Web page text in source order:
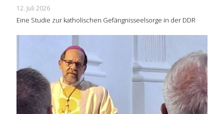
12. Juli 2026
Eine Studie zur katholischen Gefängnisseelsorge in der DDR